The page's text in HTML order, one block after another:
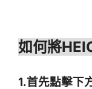
如何將
1.首先點擊下